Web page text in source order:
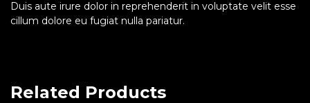
Duis aute irure dolor in reprehenderit in voluptate velit esse
cillum dolore eu fugiat nulla pariatur.
Related Products